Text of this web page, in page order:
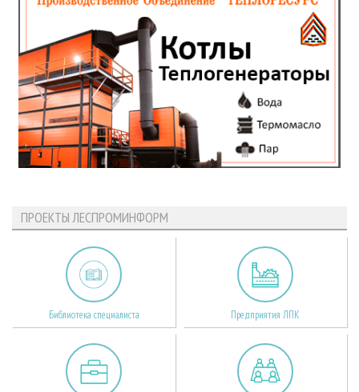
ПРОЕКТЫ ЛЕСПРОМИНФОРМ
Библиотека специалиста Предприятия ЛПК